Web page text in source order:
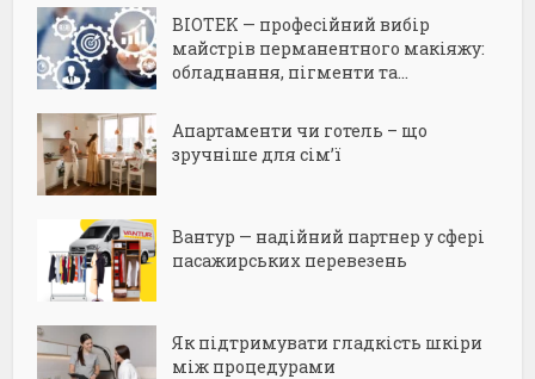
BIOTEK — професійний вибір
майстрів перманентного макіяжу:
обладнання, пігменти та...
Апартаменти чи готель – що
зручніше для сім’ї
Вантур — надійний партнер у сфері
пасажирських перевезень
Як підтримувати гладкість шкіри
між процедурами